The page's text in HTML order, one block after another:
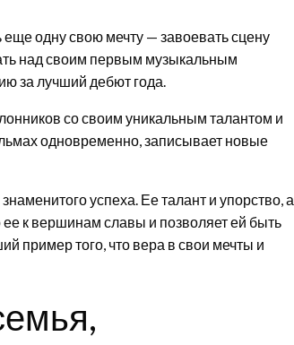
одну свою мечту — завоевать сцену
над своим первым музыкальным
за лучший дебют года.
со своим уникальным талантом и
одновременно, записывает новые
успеха. Ее талант и упорство, а
к вершинам славы и позволяет ей быть
пример того, что вера в свои мечты и